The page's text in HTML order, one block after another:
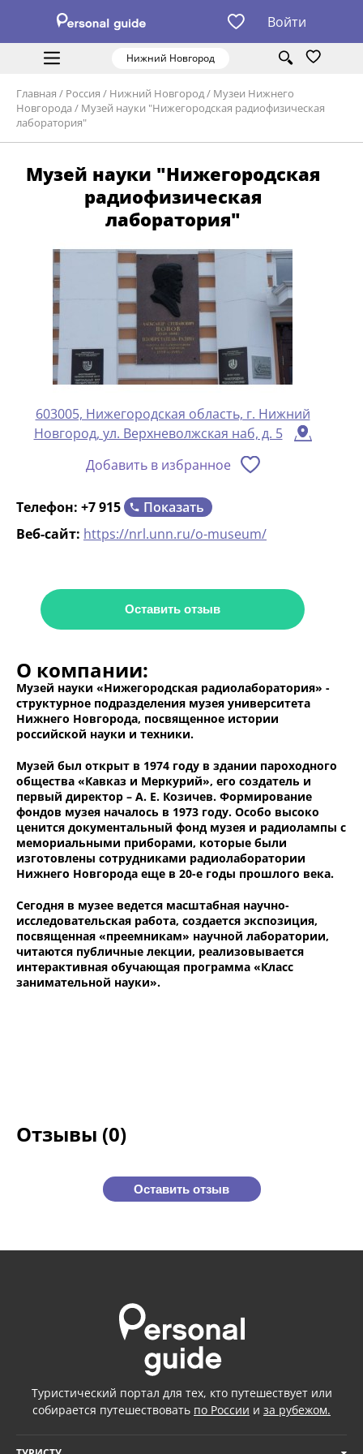
Войти
Нижний Новгород
Главная / Россия / Нижний Новгород/ Музеи Нижнего
Новгорода / Музей науки "Нижегородская радиофизическая
лаборатория"
Музей науки "Нижегородская
радиофизическая
лаборатория"
603005, Нижегородская область, г. Нижний
Новгород, ул. Верхневолжская наб, д. 5
Добавить в избранное
Телефон: +7 915
Показать
Веб-сайт: https://nrl.unn.ru/o-museum/
Оставить отзыв
О компании:
Музей науки «Нижегородская радиолаборатория» -
структурное подразделения музея университета
Нижнего Новгорода, посвященное истории
российской науки и техники.
Музей был открыт в 1974 году в здании пароходного
общества «Кавказ и Меркурий», его создатель и
первый директор – А. Е. Козичев. Формирование
фондов музея началось в 1973 году. Особо высоко
ценится документальный фонд музея и радиолампы с
мемориальными приборами, которые были
изготовлены сотрудниками радиолаборатории
Нижнего Новгорода еще в 20-е годы прошлого века.
Сегодня в музее ведется масштабная научно-
исследовательская работа, создается экспозиция,
посвященная «преемникам» научной лаборатории,
читаются публичные лекции, реализовывается
интерактивная обучающая программа «Класс
занимательной науки».
Отзывы (0)
Оставить отзыв
Туристический портал для тех, кто путешествует или
собирается путешествовать по России и за рубежом.